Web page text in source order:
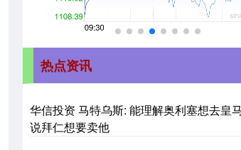
热点资讯
华信投资 马特乌斯: 能理解奥利塞想去皇
说拜仁想要卖他